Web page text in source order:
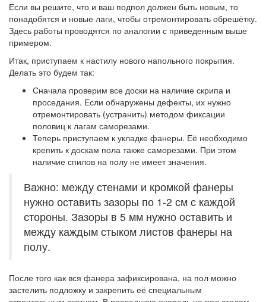
Если вы решите, что и ваш подпол должен быть новым, то
понадобятся и новые лаги, чтобы отремонтировать обрешётку.
Здесь работы проводятся по аналогии с приведенным выше
примером.
Итак, приступаем к настилу нового напольного покрытия.
Делать это будем так:
Сначала проверим все доски на наличие скрипа и
проседания. Если обнаружены дефекты, их нужно
отремонтировать (устранить) методом фиксации
половиц к лагам саморезами.
Теперь приступаем к укладке фанеры. Её необходимо
крепить к доскам пола также саморезами. При этом
наличие спилов на полу не имеет значения.
Важно: между стенами и кромкой фанеры
нужно оставить зазоры по 1-2 см с каждой
стороны. Зазоры в 5 мм нужно оставить и
между каждым стыком листов фанеры на
полу.
После того как вся фанера зафиксирована, на пол можно
застелить подложку и закрепить её специальным